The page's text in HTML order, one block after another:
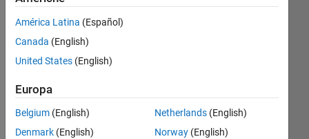
Followers:
Following:
Follow
América Latina (Español)
Canada (English)
United States (English)
Europa
Belgium (English)
Denmark (English)
Netherlands(English)
Norway(English)